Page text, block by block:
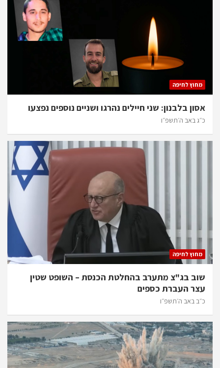
מחוץ לחיפה
אסון בלבנון: שני חיילים נהרגו ושניים נוספים נפצעו
כ״ג באב ה׳תשפ״ו
מחוץ לחיפה
שוב בג"צ מתערב בהחלטת הכנסת – השופט שטין
עצר העברת כספים
כ״ב באב ה׳תשפ״ו